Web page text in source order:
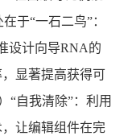
于“一石二鸟”：
设计向导RNA的
显著提高获得可
“自我清除”：利用
让编辑组件在完